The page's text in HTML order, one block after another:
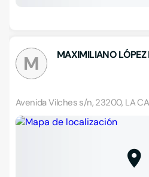
M MAXIMILIANO LÓPEZ
Avenida Vilches s/n, 23200, LA